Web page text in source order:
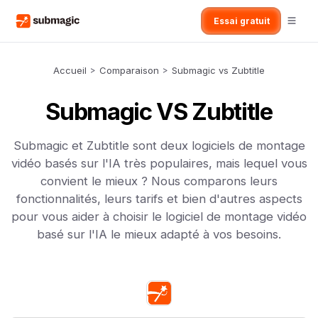
Essai gratuit
Accueil > Comparaison > Submagic vs Zubtitle
Submagic VS Zubtitle
Submagic et Zubtitle sont deux logiciels de montage
vidéo basés sur l'IA très populaires, mais lequel vous
convient le mieux ? Nous comparons leurs
fonctionnalités, leurs tarifs et bien d'autres aspects
pour vous aider à choisir le logiciel de montage vidéo
basé sur l'IA le mieux adapté à vos besoins.